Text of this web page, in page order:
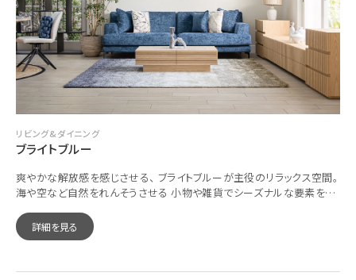
リビング&ダイニング
ブライトブルー
爽やかな解放感を感じさせる、 ブライトブルーが主役のリラックス空間。
海や空など自然をれんそうさせる 小物や雑貨でシーズナルな要素をプ
詳細を見る